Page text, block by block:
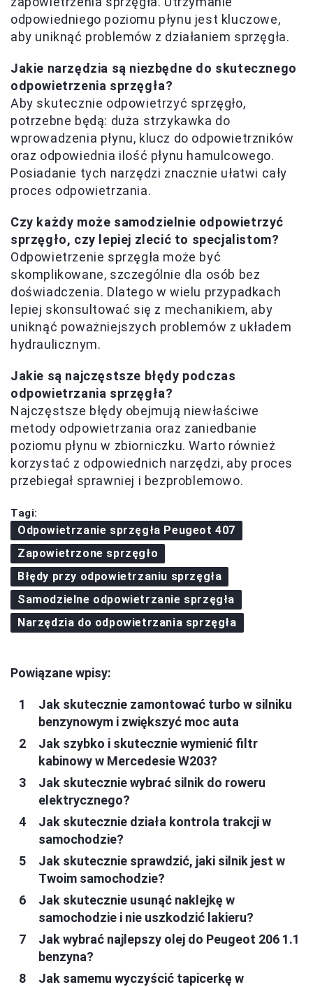
odpowiedniego poziomu płynu jest kluczowe,
aby uniknąć problemów z działaniem sprzęgła.
Jakie narzędzia są niezbędne do skutecznego
odpowietrzenia sprzęgła?
Aby skutecznie odpowietrzyć sprzęgło,
potrzebne będą: duża strzykawka do
wprowadzenia płynu, klucz do odpowietrzników
oraz odpowiednia ilość płynu hamulcowego.
Posiadanie tych narzędzi znacznie ułatwi cały
proces odpowietrzania.
Czy każdy może samodzielnie odpowietrzyć
sprzęgło, czy lepiej zlecić to specjalistom?
Odpowietrzenie sprzęgła może być
skomplikowane, szczególnie dla osób bez
doświadczenia. Dlatego w wielu przypadkach
lepiej skonsultować się z mechanikiem, aby
uniknąć poważniejszych problemów z układem
hydraulicznym.
Jakie są najczęstsze błędy podczas
odpowietrzania sprzęgła?
Najczęstsze błędy obejmują niewłaściwe
metody odpowietrzania oraz zaniedbanie
poziomu płynu w zbiorniczku. Warto również
korzystać z odpowiednich narzędzi, aby proces
przebiegał sprawniej i bezproblemowo.
Tagi:
Odpowietrzanie sprzęgła Peugeot 407
Zapowietrzone sprzęgło
Błędy przy odpowietrzaniu sprzęgła
Samodzielne odpowietrzanie sprzęgła
Narzędzia do odpowietrzania sprzęgła
Powiązane wpisy:
Jak skutecznie zamontować turbo w silniku
benzynowym i zwiększyć moc auta
Jak szybko i skutecznie wymienić filtr
kabinowy w Mercedesie W203?
Jak skutecznie wybrać silnik do roweru
elektrycznego?
Jak skutecznie działa kontrola trakcji w
samochodzie?
Jak skutecznie sprawdzić, jaki silnik jest w
Twoim samochodzie?
Jak skutecznie usunąć naklejkę w
samochodzie i nie uszkodzić lakieru?
Jak wybrać najlepszy olej do Peugeot 206 1.1
benzyna?
Jak samemu wyczyścić tapicerkę w